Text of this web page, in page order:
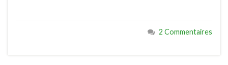
2 Commentaires